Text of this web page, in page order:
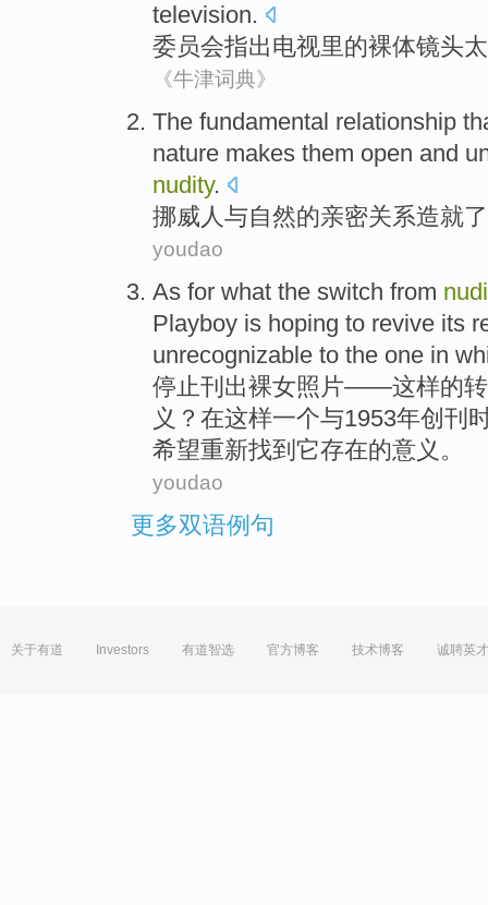
television.
委员会指出电视里的裸体镜头
《牛津词典》
The fundamental relationship
nature makes them open and
nudity.
挪威人与自然的亲密关系造就了
youdao
As for what the switch from
Playboy is hoping to revive its
unrecognizable to the one in
停止刊出裸女照片——这样的
义 ？ 在这样一个与1953年创刊
希望重新找到 它存在的意义。
youdao
更多双语例句
关于有道 Investors 有道智选 官方博客 技术博客 诚聘英才